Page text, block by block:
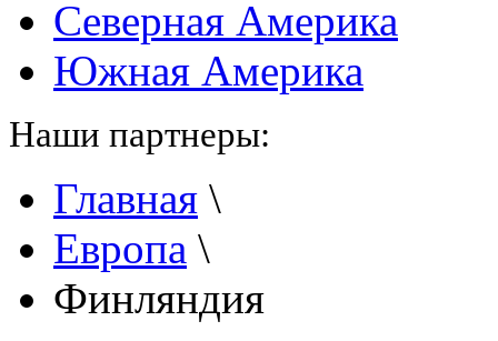
Северная Америка
Южная Америка
Наши партнеры:
Главная \
Европа \
Финляндия